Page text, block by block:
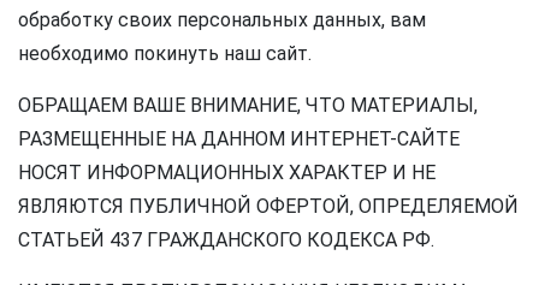
обработку своих персональных данных, вам
необходимо покинуть наш сайт.
ОБРАЩАЕМ ВАШЕ ВНИМАНИЕ, ЧТО МАТЕРИАЛЫ,
РАЗМЕЩЕННЫЕ НА ДАННОМ ИНТЕРНЕТ-САЙТЕ
НОСЯТ ИНФОРМАЦИОННЫХ ХАРАКТЕР И НЕ
ЯВЛЯЮТСЯ ПУБЛИЧНОЙ ОФЕРТОЙ, ОПРЕДЕЛЯЕМОЙ
СТАТЬЕЙ 437 ГРАЖДАНСКОГО КОДЕКСА РФ.